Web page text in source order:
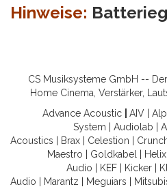
Hinweise:
CS Musiksysteme GmbH --
Home Cinema, Verstärker,
Advance Acoustic
AIV|
System
Audiolab
Acoustics
Brax Celestion
Maestro
Goldkabel Helix
Audio
KEF| Kicker|
Audio
Marantz Meguiars